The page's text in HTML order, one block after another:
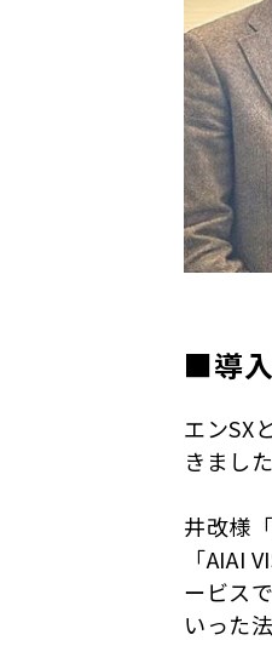
■導入
エンSX
きました
井改様
「AIAI
ービス
いった